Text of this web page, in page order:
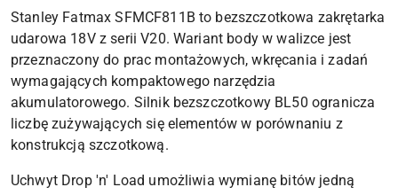
Stanley Fatmax SFMCF811B to bezszczotkowa zakrętarka
udarowa 18V z serii V20. Wariant body w walizce jest
przeznaczony do prac montażowych, wkręcania i zadań
wymagających kompaktowego narzędzia
akumulatorowego. Silnik bezszczotkowy BL50 ogranicza
liczbę zużywających się elementów w porównaniu z
konstrukcją szczotkową.
Uchwyt Drop 'n' Load umożliwia wymianę bitów jedną